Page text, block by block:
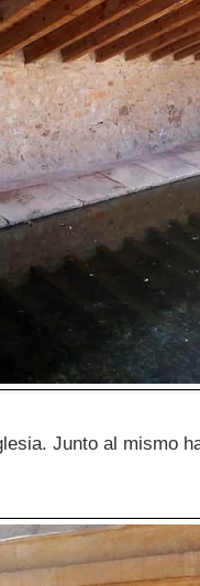
Junto al mismo